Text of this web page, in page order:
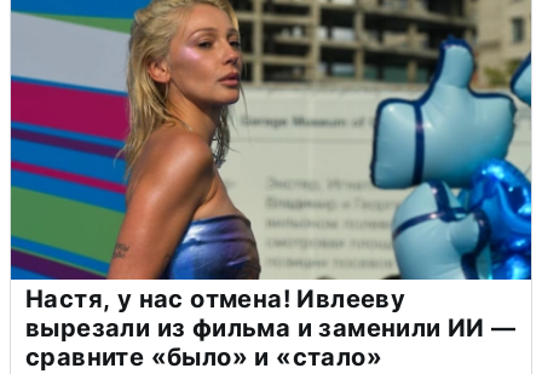
Настя, у нас отмена! Ивлееву
вырезали из фильма и заменили ИИ —
сравните «было» и «стало»